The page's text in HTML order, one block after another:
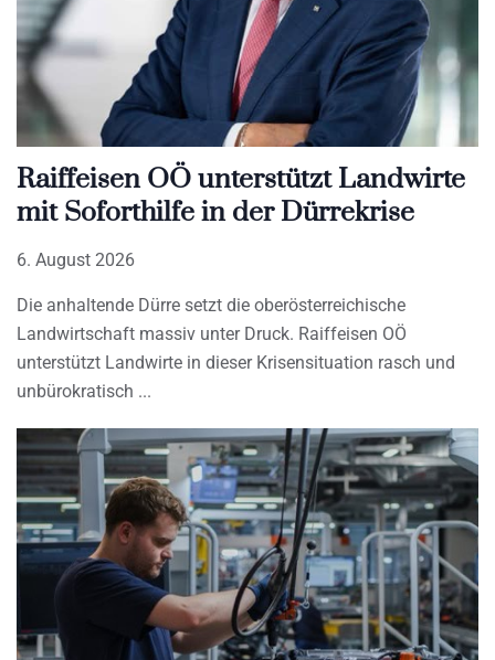
Raiffeisen OÖ unterstützt Landwirte
mit Soforthilfe in der Dürrekrise
6. August 2026
Die anhaltende Dürre setzt die oberösterreichische
Landwirtschaft massiv unter Druck. Raiffeisen OÖ
unterstützt Landwirte in dieser Krisensituation rasch und
unbürokratisch